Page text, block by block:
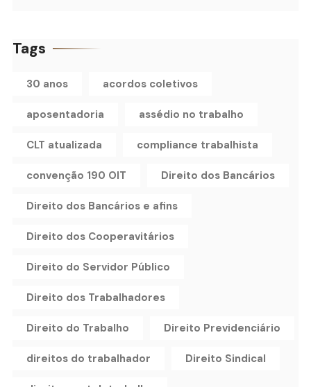
Tags
30 anos acordos coletivos
aposentadoria assédio no trabalho
CLT atualizada compliance trabalhista
convenção 190 OIT Direito dos Bancários
Direito dos Bancários e afins
Direito dos Cooperavitários
Direito do Servidor Público
Direito dos Trabalhadores
Direito do Trabalho Direito Previdenciário
direitos do trabalhador Direito Sindical